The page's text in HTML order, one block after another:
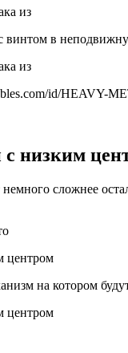
в
id/HEAVY-
низким
сложнее
на котором